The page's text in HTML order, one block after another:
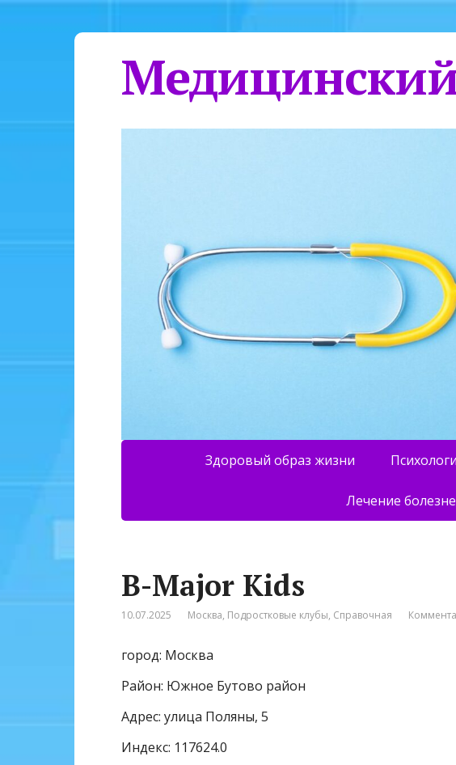
Здоровый образ жизни
Лечение
B-Major Kids
10.07.2025 Москва, Подростковые клубы, Справочная
город: Москва
Район: Южное Бутово район
Адрес: улица Поляны, 5
Индекс: 117624.0